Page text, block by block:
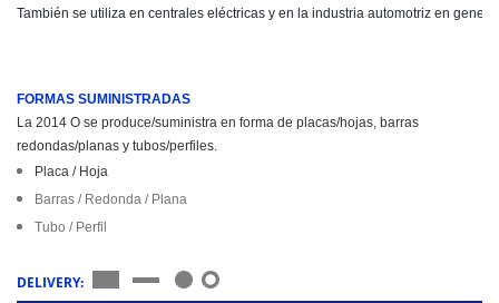
FORMAS SUMINISTRADAS
La 2014 O se produce/suministra en forma de placas/hojas, barras
redondas/planas y tubos/perfiles.
Placa / Hoja
Barras / Redonda / Plana
Tubo / Perfil
DELIVERY: